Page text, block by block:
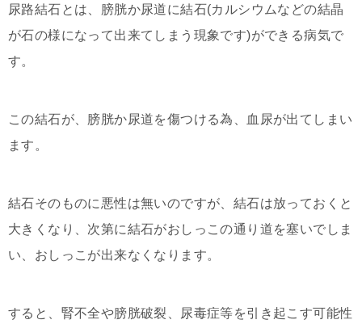
尿路結石とは、膀胱か尿道に結石(カルシウムなどの結晶
が石の様になって出来てしまう現象です)ができる病気で
す。
この結石が、膀胱か尿道を傷つける為、血尿が出てしまい
ます。
結石そのものに悪性は無いのですが、結石は放っておくと
大きくなり、次第に結石がおしっこの通り道を塞いでしま
い、おしっこが出来なくなります。
すると、腎不全や膀胱破裂、尿毒症等を引き起こす可能性